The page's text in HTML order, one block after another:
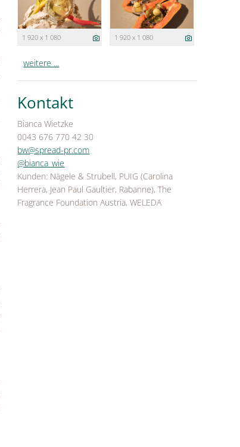
1 920 x 1 080 1 920 x 1 080
weitere ...
Kontakt
Bianca Wietzke
0043 676 770 42 30
bw@spread-pr.com
@bianca_wie
Kunden: Nägele & Strubell, PUIG (Carolina
Herrera, Jean Paul Gaultier, Rabanne), The
Fragrance Foundation Austria, WELEDA